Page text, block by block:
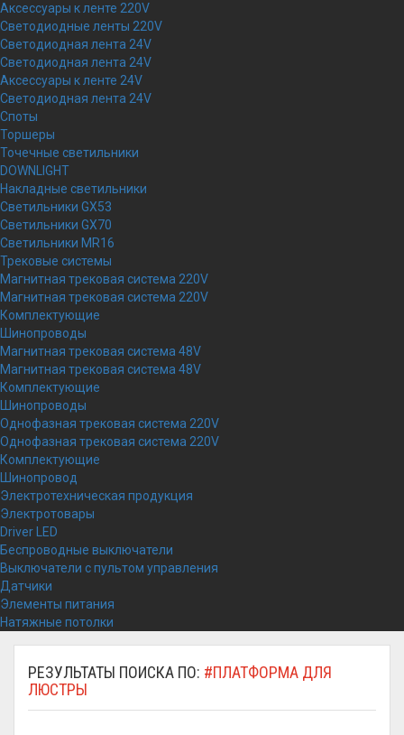
Аксессуары к ленте 220V
Светодиодные ленты 220V
Светодиодная лента 24V
Светодиодная лента 24V
Аксессуары к ленте 24V
Светодиодная лента 24V
Споты
Торшеры
Точечные светильники
DOWNLIGHT
Накладные светильники
Светильники GX53
Светильники GX70
Светильники MR16
Трековые системы
Магнитная трековая система 220V
Магнитная трековая система 220V
Комплектующие
Шинопроводы
Магнитная трековая система 48V
Магнитная трековая система 48V
Комплектующие
Шинопроводы
Однофазная трековая система 220V
Однофазная трековая система 220V
Комплектующие
Шинопровод
Электротехническая продукция
Электротовары
Driver LED
Беспроводные выключатели
Выключатели с пультом управления
Датчики
Элементы питания
Натяжные потолки
РЕЗУЛЬТАТЫ ПОИСКА ПО: #ПЛАТФОРМА ДЛЯ
ЛЮСТРЫ